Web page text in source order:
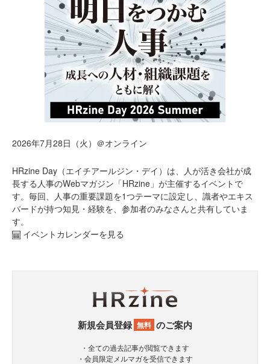
2026年7月28日（火）＠オンライン
HRzine Day（エイチアールジン・デイ）は、人が活き会社が成
長する人事のWebマガジン「HRzine」が主催するイベントで
す。毎回、人事の重要課題を1つテーマに設定し、識者やエキス
パードが持つ知見・経験を、参加者のみなさんと共有していま
す。
イベントカレンダーを見る
新規会員登録 無料 のご案内
・全ての過去記事が閲覧できます
・会員限定メルマガを受信できます